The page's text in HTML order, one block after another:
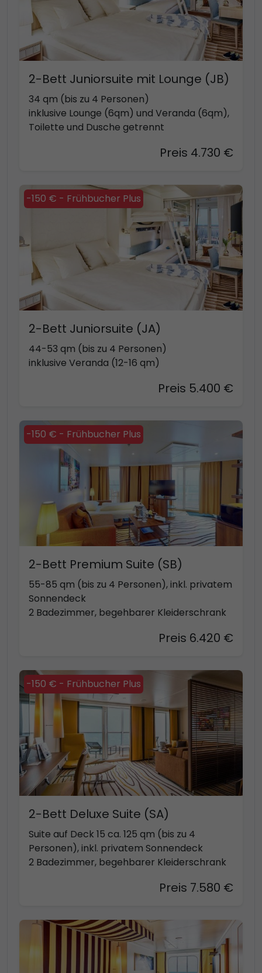
2-Bett Juniorsuite mit Lounge (JB)
34 qm (bis zu 4 Personen)
inklusive Lounge (6qm) und Veranda (6qm),
Toilette und Dusche getrennt
Preis 4.730 €
-150 € - Frühbucher Plus
2-Bett Juniorsuite (JA)
44-53 qm (bis zu 4 Personen)
inklusive Veranda (12-16 qm)
Preis 5.400 €
-150 € - Frühbucher Plus
2-Bett Premium Suite (SB)
55-85 qm (bis zu 4 Personen), inkl. privatem
Sonnendeck
2 Badezimmer, begehbarer Kleiderschrank
Preis 6.420 €
-150 € - Frühbucher Plus
2-Bett Deluxe Suite (SA)
Suite auf Deck 15 ca. 125 qm (bis zu 4
Personen), inkl. privatem Sonnendeck
2 Badezimmer, begehbarer Kleiderschrank
Preis 7.580 €